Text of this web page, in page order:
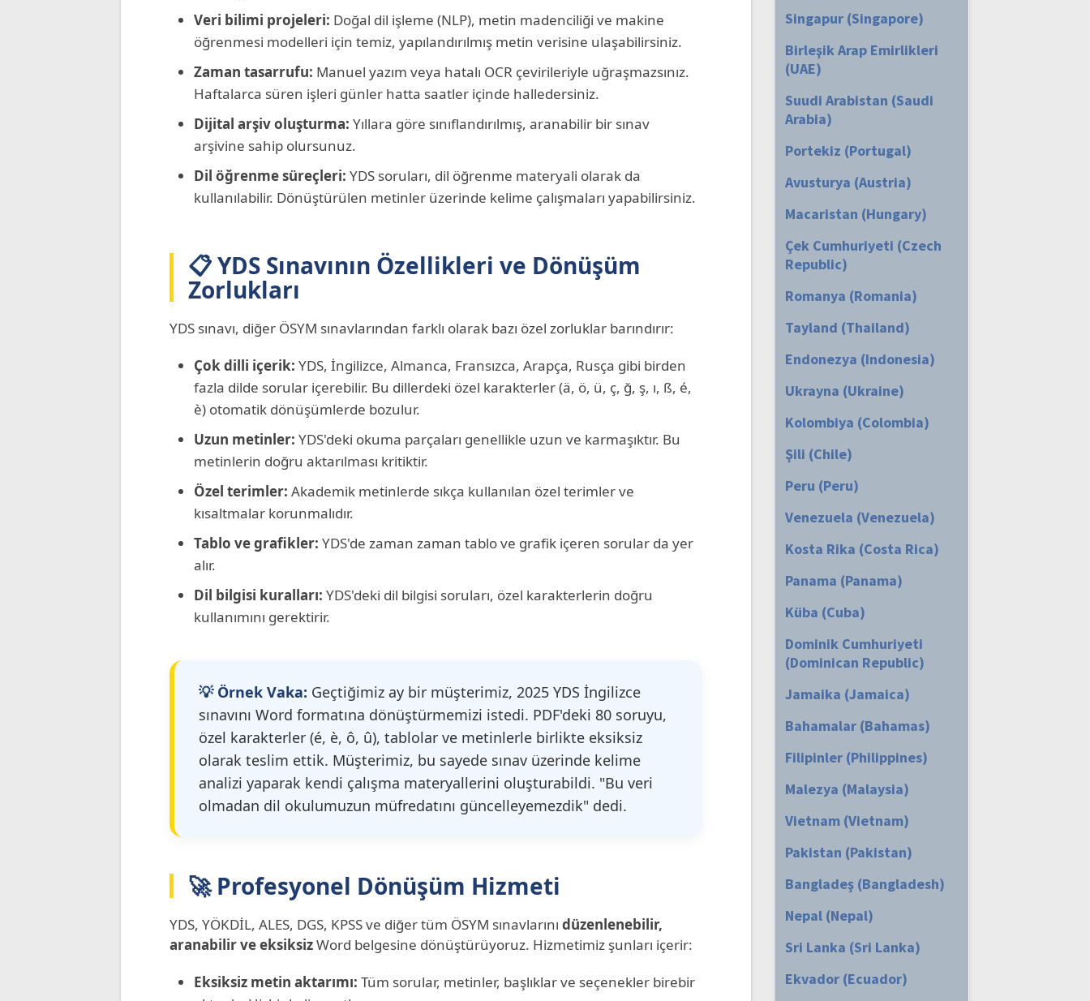
Veri bilimi projeleri: Doğal dil işleme (NLP), metin madenciliği ve makine
öğrenmesi modelleri için temiz, yapılandırılmış metin verisine ulaşabilirsiniz.
Zaman tasarrufu: Manuel yazım veya hatalı OCR çevirileriyle uğraşmazsınız.
Haftalarca süren işleri günler hatta saatler içinde halledersiniz.
Dijital arşiv oluşturma: Yıllara göre sınıflandırılmış, aranabilir bir sınav
arşivine sahip olursunuz.
Dil öğrenme süreçleri: YDS soruları, dil öğrenme materyali olarak da
kullanılabilir. Dönüştürülen metinler üzerinde kelime çalışmaları yapabilirsiniz.
📋 YDS Sınavının Özellikleri ve Dönüşüm
Zorlukları
YDS sınavı, diğer ÖSYM sınavlarından farklı olarak bazı özel zorluklar barındırır:
Çok dilli içerik: YDS, İngilizce, Almanca, Fransızca, Arapça, Rusça gibi birden
fazla dilde sorular içerebilir. Bu dillerdeki özel karakterler (ä, ö, ü, ç, ğ, ş, ı, ß, é,
è) otomatik dönüşümlerde bozulur.
Uzun metinler: YDS'deki okuma parçaları genellikle uzun ve karmaşıktır. Bu
metinlerin doğru aktarılması kritiktir.
Özel terimler: Akademik metinlerde sıkça kullanılan özel terimler ve
kısaltmalar korunmalıdır.
Tablo ve grafikler: YDS'de zaman zaman tablo ve grafik içeren sorular da yer
alır.
Dil bilgisi kuralları: YDS'deki dil bilgisi soruları, özel karakterlerin doğru
kullanımını gerektirir.
💡 Örnek Vaka: Geçtiğimiz ay bir müşterimiz, 2025 YDS İngilizce
sınavını Word formatına dönüştürmemizi istedi. PDF'deki 80 soruyu,
özel karakterler (é, è, ô, û), tablolar ve metinlerle birlikte eksiksiz
olarak teslim ettik. Müşterimiz, bu sayede sınav üzerinde kelime
analizi yaparak kendi çalışma materyallerini oluşturabildi. "Bu veri
olmadan dil okulumuzun müfredatını güncelleyemezdik" dedi.
🚀 Profesyonel Dönüşüm Hizmeti
YDS, YÖKDİL, ALES, DGS, KPSS ve diğer tüm ÖSYM sınavlarınıdüzenlenebilir,
aranabilir ve eksiksizWord belgesine dönüştürüyoruz. Hizmetimiz şunları içerir:
Eksiksiz metin aktarımı: Tüm sorular, metinler, başlıklar ve seçenekler birebir
Singapur (Singapore)
Birleşik Arap Emirlikleri
(UAE)
Suudi Arabistan (Saudi
Arabia)
Portekiz (Portugal)
Avusturya (Austria)
Macaristan (Hungary)
Çek Cumhuriyeti (Czech
Republic)
Romanya (Romania)
Tayland (Thailand)
Endonezya (Indonesia)
Ukrayna (Ukraine)
Kolombiya (Colombia)
Şili (Chile)
Peru (Peru)
Venezuela (Venezuela)
Kosta Rika (Costa Rica)
Panama (Panama)
Küba (Cuba)
Dominik Cumhuriyeti
(Dominican Republic)
Jamaika (Jamaica)
Bahamalar (Bahamas)
Filipinler (Philippines)
Malezya (Malaysia)
Vietnam (Vietnam)
Pakistan (Pakistan)
Bangladeş (Bangladesh)
Nepal (Nepal)
Sri Lanka (Sri Lanka)
Ekvador (Ecuador)